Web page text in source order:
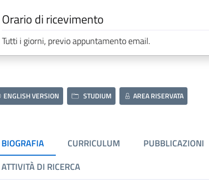
Orario di ricevimento
Tutti i giorni, previo appuntamento email.
ENGLISH VERSION STUDIUM AREA RISERVATA
BIOGRAFIA CURRICULUM PUBBLICAZIONI
ATTIVITÀ DI RICERCA